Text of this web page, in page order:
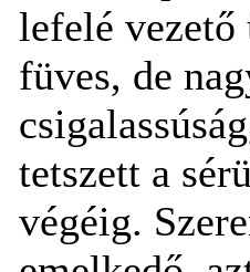
lefelé vezető
füves, de
tetszett a
végéig.